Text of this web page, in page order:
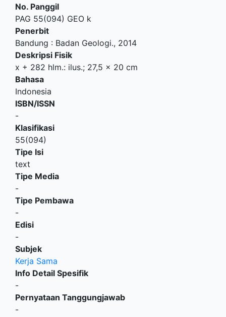
No. Panggil
PAG 55(094) GEO k
Penerbit
Bandung : Badan Geologi., 2014
Deskripsi Fisik
x + 282 hlm.: ilus.; 27,5 x 20 cm
Bahasa
Indonesia
ISBN/ISSN
-
Klasifikasi
55(094)
Tipe Isi
text
Tipe Media
-
Tipe Pembawa
-
Edisi
-
Subjek
Kerja Sama
Info Detail Spesifik
-
Pernyataan Tanggungjawab
-